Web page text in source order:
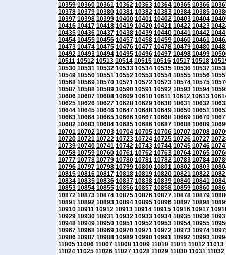
10359 10360 10361 10362 10363 10364 10365 10366
10378 10379 10380 10381 10382 10383 10384 10385
10397 10398 10399 10400 10401 10402 10403 10404
10416 10417 10418 10419 10420 10421 10422 10423
10435 10436 10437 10438 10439 10440 10441 10442
10454 10455 10456 10457 10458 10459 10460 10461
10473 10474 10475 10476 10477 10478 10479 10480
10492 10493 10494 10495 10496 10497 10498 10499
10511 10512 10513 10514 10515 10516 10517 10518
10530 10531 10532 10533 10534 10535 10536 10537
10549 10550 10551 10552 10553 10554 10555 10556
10568 10569 10570 10571 10572 10573 10574 10575
10587 10588 10589 10590 10591 10592 10593 10594
10606 10607 10608 10609 10610 10611 10612 10613
10625 10626 10627 10628 10629 10630 10631 10632
10644 10645 10646 10647 10648 10649 10650 10651
10663 10664 10665 10666 10667 10668 10669 10670
10682 10683 10684 10685 10686 10687 10688 10689
10701 10702 10703 10704 10705 10706 10707 10708
10720 10721 10722 10723 10724 10725 10726 10727
10739 10740 10741 10742 10743 10744 10745 10746
10758 10759 10760 10761 10762 10763 10764 10765
10777 10778 10779 10780 10781 10782 10783 10784
10796 10797 10798 10799 10800 10801 10802 10803
10815 10816 10817 10818 10819 10820 10821 10822
10834 10835 10836 10837 10838 10839 10840 10841
10853 10854 10855 10856 10857 10858 10859 10860
10872 10873 10874 10875 10876 10877 10878 10879
10891 10892 10893 10894 10895 10896 10897 10898
10910 10911 10912 10913 10914 10915 10916 10917
10929 10930 10931 10932 10933 10934 10935 10936
10948 10949 10950 10951 10952 10953 10954 10955
10967 10968 10969 10970 10971 10972 10973 10974
10986 10987 10988 10989 10990 10991 10992 10993
11005 11006 11007 11008 11009 11010 11011 11012 11013
11024 11025 11026 11027 11028 11029 11030 11031 11032